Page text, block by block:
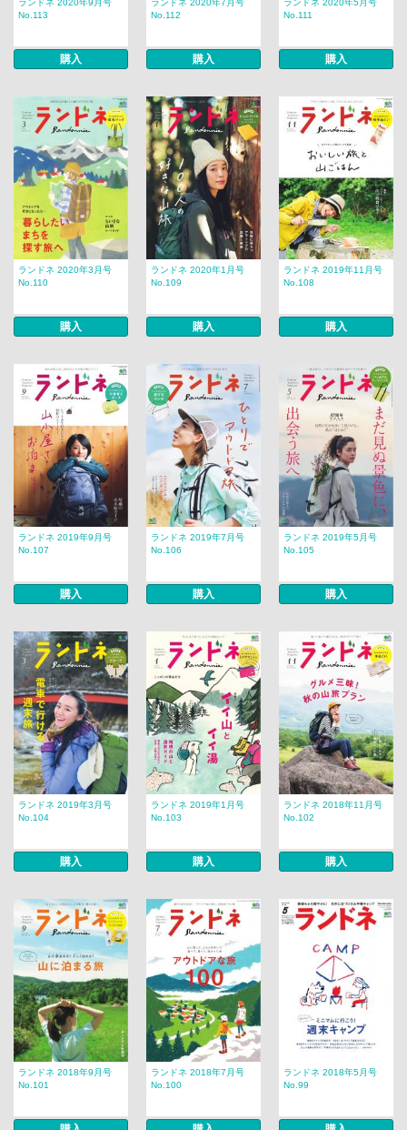
ランドネ 2020年9月号
No.113
購入
ランドネ 2020年7月号
No.112
購入
ランドネ 2020年5月号
No.111
購入
ランドネ 2020年3月号
No.110
購入
ランドネ 2020年1月号
No.109
購入
ランドネ 2019年11月号
No.108
購入
ランドネ 2019年9月号
No.107
購入
ランドネ 2019年7月号
No.106
購入
ランドネ 2019年5月号
No.105
購入
ランドネ 2019年3月号
No.104
購入
ランドネ 2019年1月号
No.103
購入
ランドネ 2018年11月号
No.102
購入
ランドネ 2018年9月号
No.101
ランドネ 2018年7月号
No.100
ランドネ 2018年5月号
No.99